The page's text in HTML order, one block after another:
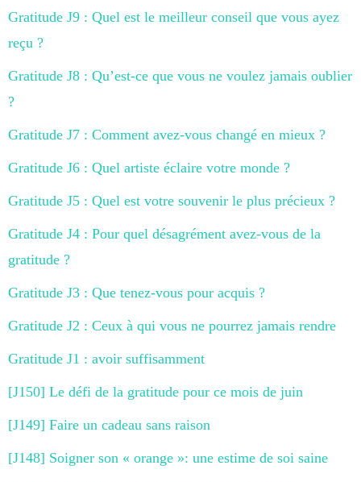
Gratitude J9 : Quel est le meilleur conseil que vous ayez
reçu ?
Gratitude J8 : Qu’est-ce que vous ne voulez jamais oublier
?
Gratitude J7 : Comment avez-vous changé en mieux ?
Gratitude J6 : Quel artiste éclaire votre monde ?
Gratitude J5 : Quel est votre souvenir le plus précieux ?
Gratitude J4 : Pour quel désagrément avez-vous de la
gratitude ?
Gratitude J3 : Que tenez-vous pour acquis ?
Gratitude J2 : Ceux à qui vous ne pourrez jamais rendre
Gratitude J1 : avoir suffisamment
[J150] Le défi de la gratitude pour ce mois de juin
[J149] Faire un cadeau sans raison
[J148] Soigner son « orange »: une estime de soi saine